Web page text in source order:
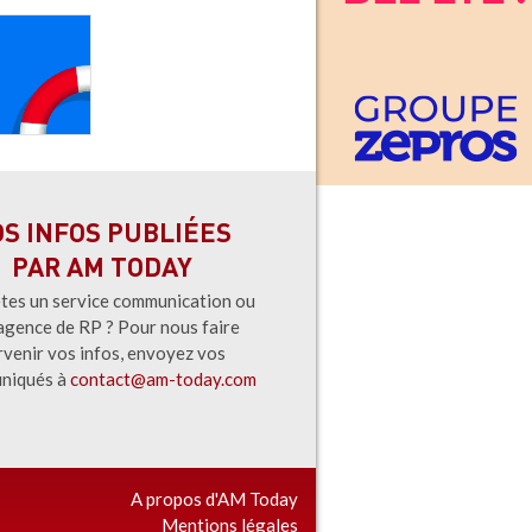
INFOS PUBLIÉES
PAR AM TODAY
un service communication ou
de RP ? Pour nous faire
vos infos, envoyez vos
à contact@am-today.com
A propos d'AM Today
Mentions légales